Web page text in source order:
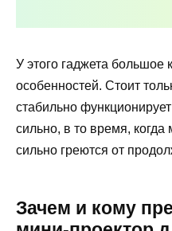
У этого гаджета большое
особенностей. Стоит
стабильно
сильно, в то время, когда
сильно греются от
Зачем и кому